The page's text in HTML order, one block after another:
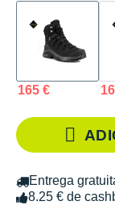
165 €
Entrega
8.25 € de